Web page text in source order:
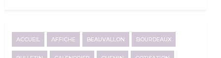
ACCUEIL AFFICHE BEAUVALLON BOURDEAUX